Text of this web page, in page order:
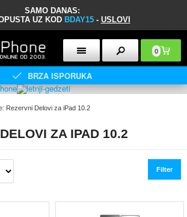
SAMO DANAS:
UZ KOD BDAY15 - USLOVI
0
BRZA ISPORUKA
Rezervni Delovi za iPad 10.2
ZA IPAD 10.2
Filter